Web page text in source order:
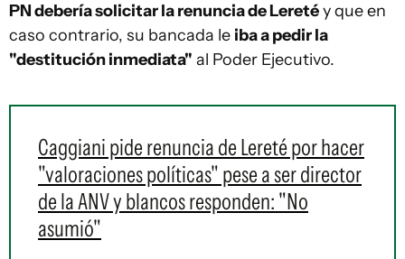
PN debería solicitar la renuncia de Leretéy que en
caso contrario, su bancada le iba a pedir la
"destitución inmediata" al Poder Ejecutivo.
Caggiani pide renuncia de Lereté por hacer
"valoraciones políticas" pese a ser director
de la ANV y blancos responden: "No
asumió"